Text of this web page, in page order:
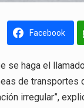
Facebook
se haga el
de
irregular”,